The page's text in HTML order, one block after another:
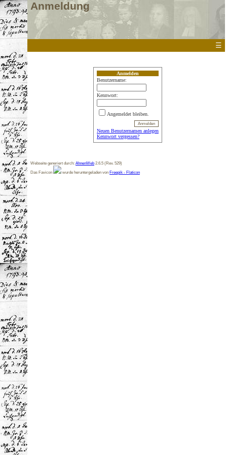
Anmeldung
☰
Anmelden
Benutzername:
Kennwort:
Angemeldet bleiben.
Neuen Benutzernamen anlegen
Kennwort vergessen?
Webseite generiert durch: AhnenWeb 2.6.5 (Rev. 529)
Das Favicon
wurde heruntergeladen von Freepik - Flaticon